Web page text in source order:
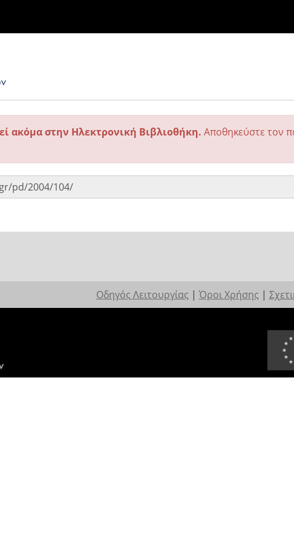
ακόμα στην Ηλεκτρονική Βιβλιοθήκη. Αποθηκεύστε τον
Οδηγός Λειτουργίας | Όροι Χρήσης |